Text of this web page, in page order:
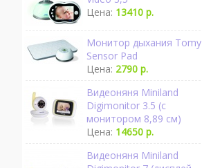
Цена: 13410 р.
Монитор дыхания Tomy
Sensor Pad
Цена: 2790 р.
Видеоняня Miniland
Digimonitor 3.5 (с
монитором 8,89 см)
Цена: 14650 р.
Видеоняня Miniland